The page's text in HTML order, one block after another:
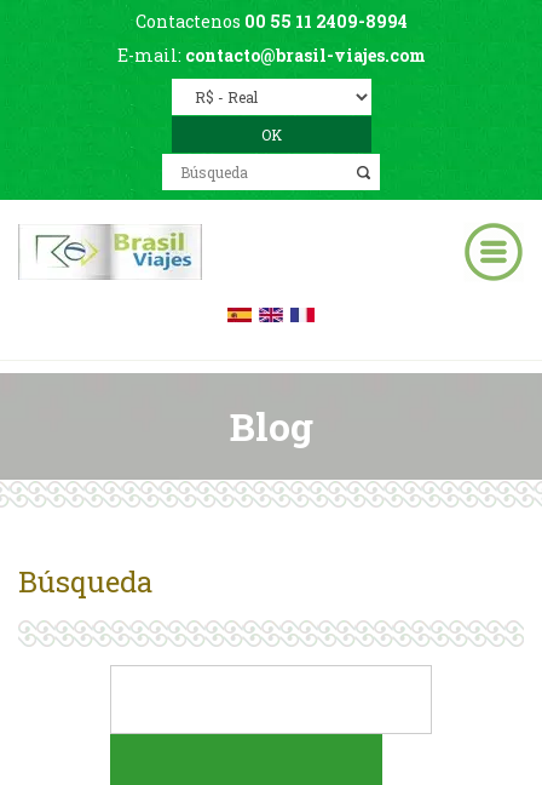
Contactenos 00 55 11 2409-8994
E-mail: contacto@brasil-viajes.com
Blog
Búsqueda